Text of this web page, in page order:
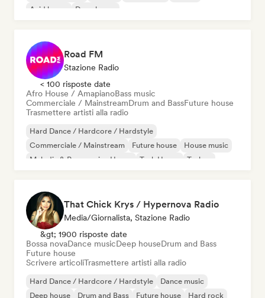
Acid house
Deep house
Road FM
Stazione Radio
< 100 risposte date
Afro House / AmapianoBass music
Commerciale / MainstreamDrum and BassFuture house
Trasmettere artisti alla radio
Hard Dance / Hardcore / Hardstyle
Commerciale / Mainstream
Future house
House music
Melodic & Progressive House
Tech House
Techno
That Chick Krys / Hypernova Radio
Media/Giornalista, Stazione Radio
&gt; 1900 risposte date
Bossa novaDance musicDeep houseDrum and Bass
Future house
Scrivere articoliTrasmettere artisti alla radio
Hard Dance / Hardcore / Hardstyle
Dance music
Deep house
Drum and Bass Future house Hard rock